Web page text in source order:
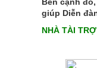
giúp Diễn
NHÀ TÀI